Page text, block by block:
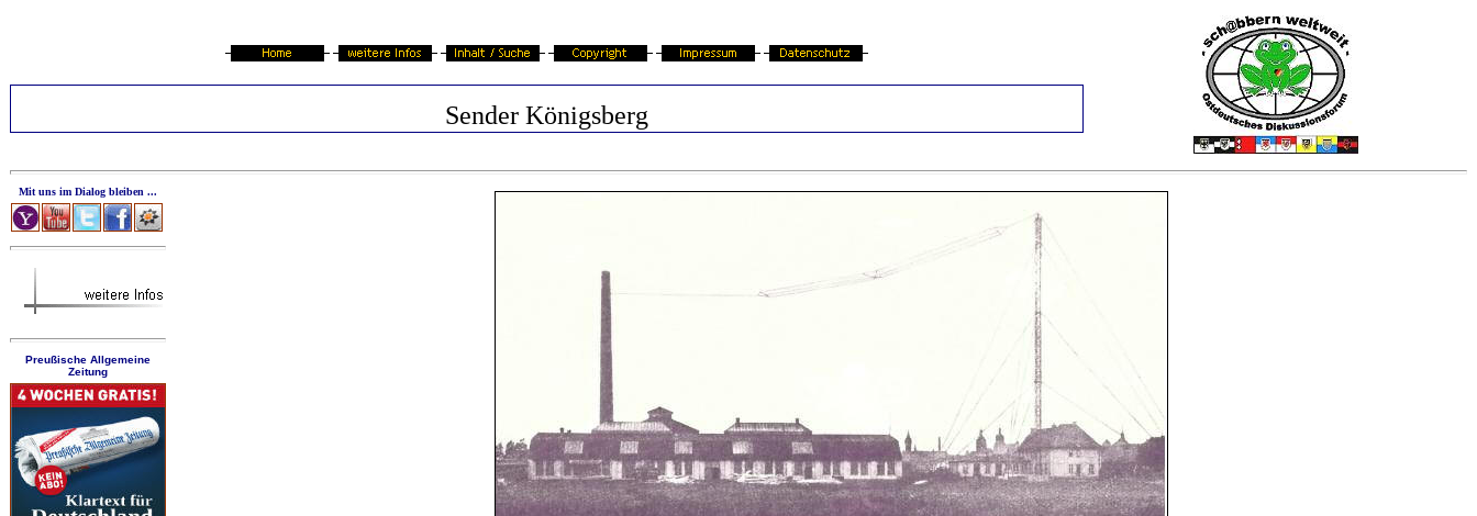
Sender Königsberg
Mit uns im Dialog bleiben ...
Preußische Allgemeine
Zeitung